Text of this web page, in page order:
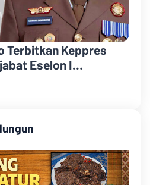
Terbitkan Keppres
Eselon I